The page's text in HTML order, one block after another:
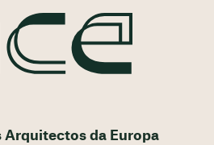
Arquitectos da Europa